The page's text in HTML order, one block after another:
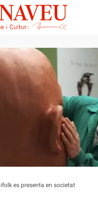
es presenta en societat